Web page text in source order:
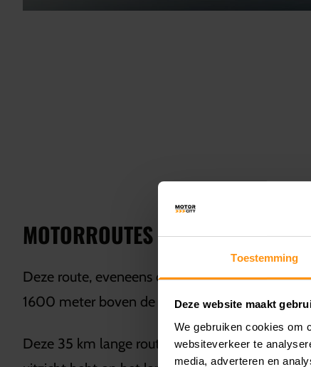
Toestemming
Deze website maakt
We gebruiken cookies om
websiteverkeer te
media, adverteren en
MOTORROUTES FRANKRIJK: COL
Deze route, eveneens door de Franse Alpen,
1600 meter boven de zeespiegel.
Deze 35 km lange route is de moeite waard